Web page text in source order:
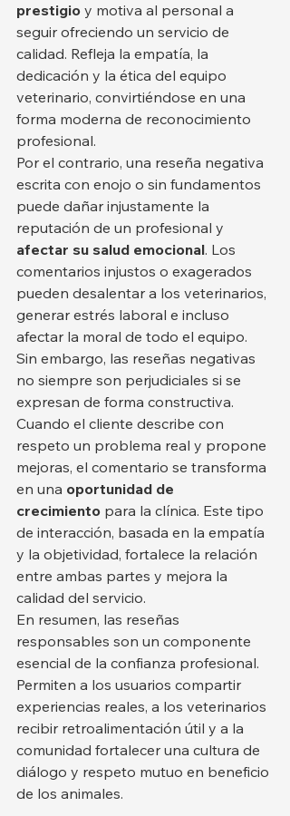
prestigio y motiva al personal a
seguir ofreciendo un servicio de
calidad. Refleja la empatía, la
dedicación y la ética del equipo
veterinario, convirtiéndose en una
forma moderna de reconocimiento
profesional.
Por el contrario, una reseña negativa
escrita con enojo o sin fundamentos
puede dañar injustamente la
reputación de un profesional y
afectar su salud emocional. Los
comentarios injustos o exagerados
pueden desalentar a los veterinarios,
generar estrés laboral e incluso
afectar la moral de todo el equipo.
Sin embargo, las reseñas negativas
no siempre son perjudiciales si se
expresan de forma constructiva.
Cuando el cliente describe con
respeto un problema real y propone
mejoras, el comentario se transforma
en una oportunidad de
crecimiento para la clínica. Este tipo
de interacción, basada en la empatía
y la objetividad, fortalece la relación
entre ambas partes y mejora la
calidad del servicio.
En resumen, las reseñas
responsables son un componente
esencial de la confianza profesional.
Permiten a los usuarios compartir
experiencias reales, a los veterinarios
recibir retroalimentación útil y a la
comunidad fortalecer una cultura de
diálogo y respeto mutuo en beneficio
de los animales.